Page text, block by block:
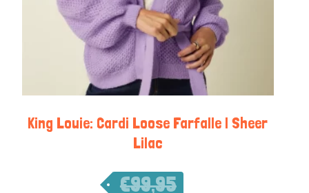
King Louie: Cardi Loose Farfalle | Sheer
Lilac
€99,95